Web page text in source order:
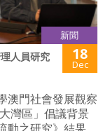
新聞
人員研究
18
Dec
澳門社會發展觀察
灣區」倡議背景